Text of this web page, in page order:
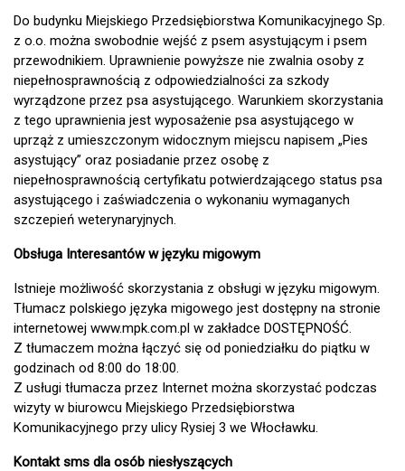
Do budynku Miejskiego Przedsiębiorstwa Komunikacyjnego Sp.
z o.o. można swobodnie wejść z psem asystującym i psem
przewodnikiem. Uprawnienie powyższe nie zwalnia osoby z
niepełnosprawnością z odpowiedzialności za szkody
wyrządzone przez psa asystującego. Warunkiem skorzystania
z tego uprawnienia jest wyposażenie psa asystującego w
uprząż z umieszczonym widocznym miejscu napisem „Pies
asystujący” oraz posiadanie przez osobę z
niepełnosprawnością certyfikatu potwierdzającego status psa
asystującego i zaświadczenia o wykonaniu wymaganych
szczepień weterynaryjnych.
Obsługa Interesantów w języku migowym
Istnieje możliwość skorzystania z obsługi w języku migowym.
Tłumacz polskiego języka migowego jest dostępny na stronie
internetowej www.mpk.com.pl w zakładce DOSTĘPNOŚĆ.
Z tłumaczem można łączyć się od poniedziałku do piątku w
godzinach od 8:00 do 18:00.
Z usługi tłumacza przez Internet można skorzystać podczas
wizyty w biurowcu Miejskiego Przedsiębiorstwa
Komunikacyjnego przy ulicy Rysiej 3 we Włocławku.
Kontakt sms dla osób niesłyszących